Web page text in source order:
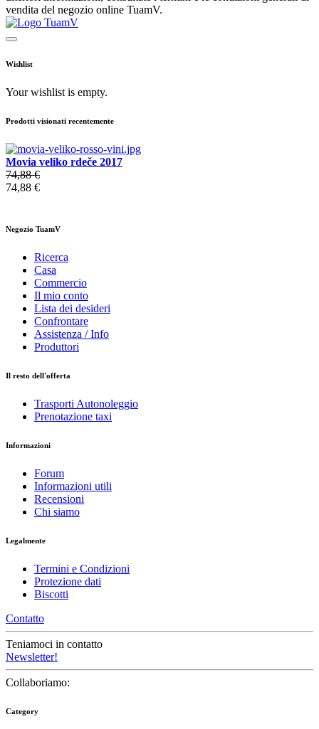
vendita del negozio online TuamV.
Wishlist
Your wishlist is empty.
Prodotti visionati recentemente
Movia veliko rdeče 2017
74,88 €
74,88 €
Negozio TuamV
Ricerca
Casa
Commercio
Il mio conto
Lista dei desideri
Confrontare
Assistenza / Info
Produttori
Il resto dell'offerta
Trasporti Autonoleggio
Prenotazione taxi
Informazioni
Forum
Informazioni utili
Recensioni
Chi siamo
Legalmente
Termini e Condizioni
Protezione dati
Biscotti
Contatto
Teniamoci in contatto
Newsletter!
Collaboriamo:
Category